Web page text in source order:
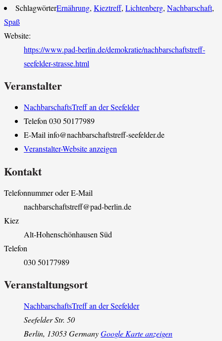
SchlagwörterErnährung, Kieztreff, Lichtenberg, Nachbarschaft,
Spaß
Website:
https://www.pad-berlin.de/demokratie/nachbarschaftstreff-
seefelder-strasse.html
Veranstalter
NachbarschaftsTreff an der Seefelder
Telefon030 50177989
E-Mailinfo@nachbarschaftstreff-seefelder.de
Veranstalter-Website anzeigen
Kontakt
Telefonnummer oder E-Mail
nachbarschaftstreff@pad-berlin.de
Kiez
Alt-Hohenschönhausen Süd
Telefon
030 50177989
Veranstaltungsort
NachbarschaftsTreff an der Seefelder
Seefelder Str. 50
Berlin, 13053GermanyGoogle Karte anzeigen